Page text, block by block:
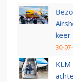
keer
30-